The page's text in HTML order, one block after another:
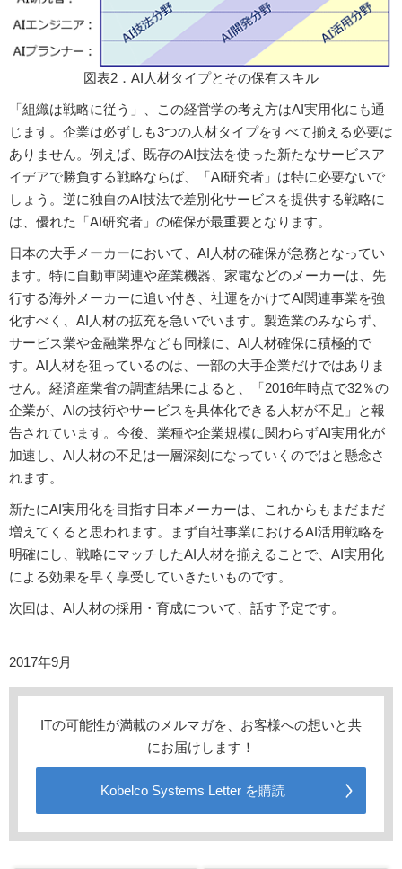
図表2．AI人材タイプとその保有スキル
「組織は戦略に従う」、この経営学の考え方はAI実用化にも通
じます。企業は必ずしも3つの人材タイプをすべて揃える必要は
ありません。例えば、既存のAI技法を使った新たなサービスア
イデアで勝負する戦略ならば、「AI研究者」は特に必要ないで
しょう。逆に独自のAI技法で差別化サービスを提供する戦略に
は、優れた「AI研究者」の確保が最重要となります。
日本の大手メーカーにおいて、AI人材の確保が急務となってい
ます。特に自動車関連や産業機器、家電などのメーカーは、先
行する海外メーカーに追い付き、社運をかけてAI関連事業を強
化すべく、AI人材の拡充を急いでいます。製造業のみならず、
サービス業や金融業界なども同様に、AI人材確保に積極的で
す。AI人材を狙っているのは、一部の大手企業だけではありま
せん。経済産業省の調査結果によると、「2016年時点で32％の
企業が、AIの技術やサービスを具体化できる人材が不足」と報
告されています。今後、業種や企業規模に関わらずAI実用化が
加速し、AI人材の不足は一層深刻になっていくのではと懸念さ
れます。
新たにAI実用化を目指す日本メーカーは、これからもまだまだ
増えてくると思われます。まず自社事業におけるAI活用戦略を
明確にし、戦略にマッチしたAI人材を揃えることで、AI実用化
による効果を早く享受していきたいものです。
次回は、AI人材の採用・育成について、話す予定です。
2017年9月
ITの可能性が満載のメルマガを、お客様への想いと共
にお届けします！
Kobelco Systems Letter を購読